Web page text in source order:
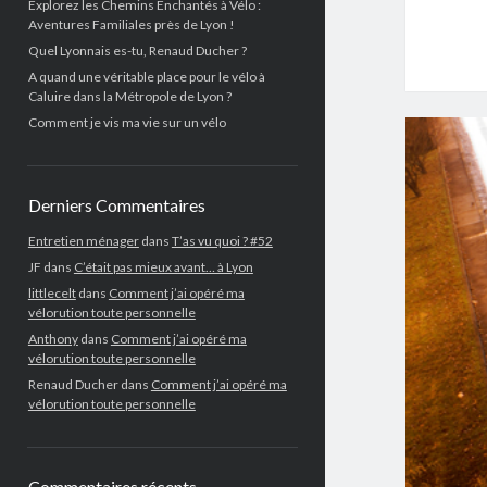
Explorez les Chemins Enchantés à Vélo :
Aventures Familiales près de Lyon !
Quel Lyonnais es-tu, Renaud Ducher ?
A quand une véritable place pour le vélo à
Caluire dans la Métropole de Lyon ?
Comment je vis ma vie sur un vélo
Derniers Commentaires
Entretien ménagerdans T’as vu quoi ? #52
JF dans C’était pas mieux avant… à Lyon
littleceltdans Comment j’ai opéré ma
vélorution toute personnelle
Anthonydans Comment j’ai opéré ma
vélorution toute personnelle
Renaud Ducherdans Comment j’ai opéré ma
vélorution toute personnelle